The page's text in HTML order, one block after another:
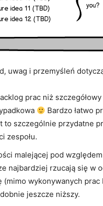
uwag i przemyśleń
prac niż
Bardzo łatwo
to szczególnie przydatne
zespołu.
malejącej pod
najbardziej rzucają się w
wykonywanych
jeszcze niższy.